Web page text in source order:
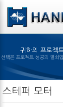
본문 바로가기
귀하의 프로젝
알맞은 제품의 선택은 프
스테퍼 모터